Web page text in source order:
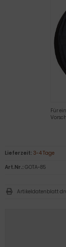
Für
Lieferzeit: 3-4 Tage
Art.Nr.: GOTA-85
Artikeldatenblatt